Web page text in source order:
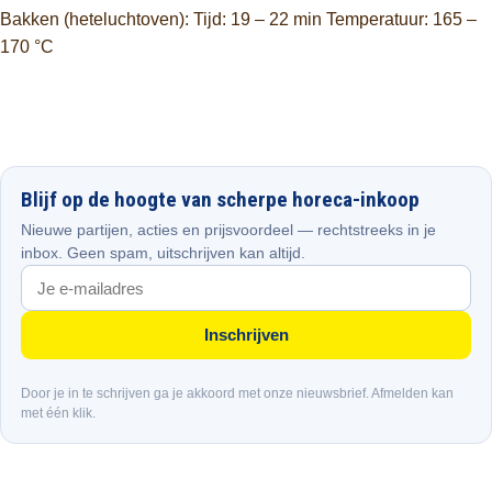
Bakken (heteluchtoven): Tijd: 19 – 22 min Temperatuur: 165 –
170 °C
Blijf op de hoogte van scherpe horeca-inkoop
Nieuwe partijen, acties en prijsvoordeel — rechtstreeks in je
inbox. Geen spam, uitschrijven kan altijd.
Inschrijven
Door je in te schrijven ga je akkoord met onze nieuwsbrief. Afmelden kan
met één klik.